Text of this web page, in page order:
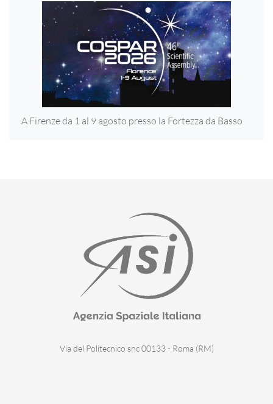
A Firenze da 1 al 9 agosto presso la Fortezza da Basso
Via del Politecnico snc 00133 - Roma (RM)